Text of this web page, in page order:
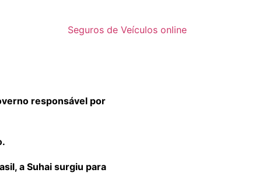
Seguros de Veículos online
responsável por
a Suhai surgiu para